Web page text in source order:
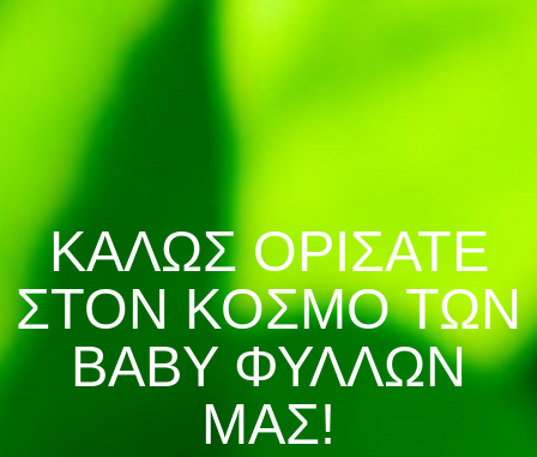
ΚΑΛΩΣ ΟΡΙΣΑΤΕ
ΣΤΟΝ ΚΟΣΜΟ ΤΩΝ
BABY ΦΥΛΛΩΝ
ΜΑΣ!